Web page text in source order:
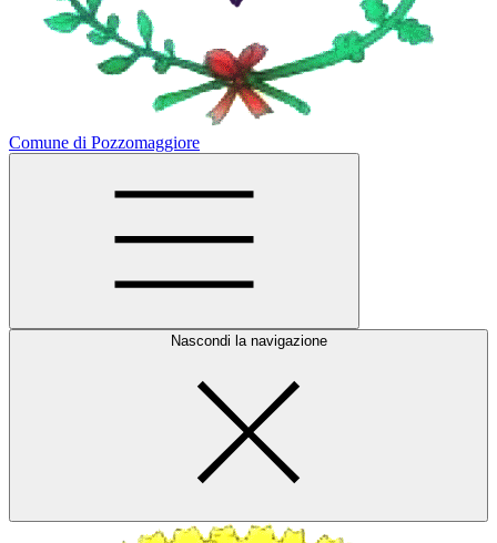
Comune di Pozzomaggiore
Nascondi la navigazione